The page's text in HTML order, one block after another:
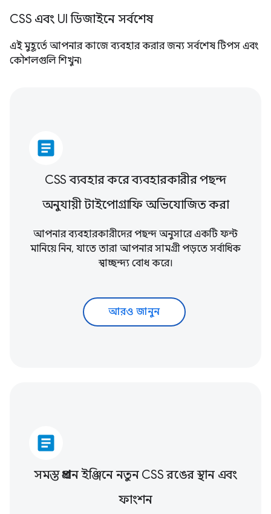
CSS এবং UI ডিজাইনে সর্বশেষ
এই মুহূর্তে আপনার কাজে ব্যবহার করার জন্য সর্বশেষ টিপস এবং
কৌশলগুলি শিখুন৷
article
CSS ব্যবহার করে ব্যবহারকারীর পছন্দ
অনুযায়ী টাইপোগ্রাফি অভিযোজিত করা
আপনার ব্যবহারকারীদের পছন্দ অনুসারে একটি ফন্ট
মানিয়ে নিন, যাতে তারা আপনার সামগ্রী পড়তে সর্বাধিক
স্বাচ্ছন্দ্য বোধ করে।
আরও জানুন
article
সমস্ত প্রধান ইঞ্জিনে নতুন CSS রঙের স্থান এবং
ফাংশন